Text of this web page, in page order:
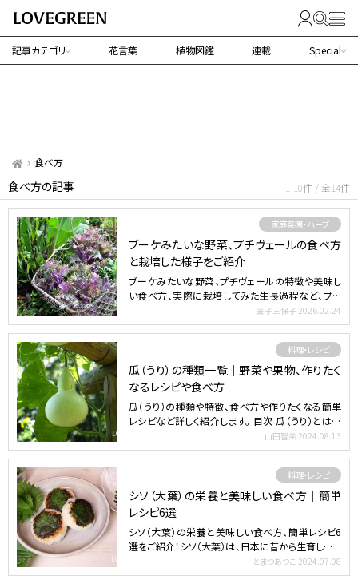
記事カテゴリ 花言葉 植物図鑑 連載 Special
食べ方
食べ方の記事 1-10件 / 全14件
家庭菜園・ハーブ
ブーケみたいな野菜、プチヴェールの食べ方
と栽培した様子をご紹介
ブーケみたいな野菜、プチヴェールの特徴や美味し
い食べ方、実際に栽培してみた生長過程など、プチ
金子三保子 2026.02.24
料理・レシピ
瓜（うり）の種類一覧｜野菜や果物、作りたく
なるレシピや食べ方
瓜（うり）の種類や特徴、食べ方や作りたくなる簡単
レシピなど詳しく紹介します。 目次 瓜（うり）とは｜
山田智美 2024.08.13
料理・レシピ
シソ（大葉）の栄養と美味しい食べ方｜簡単
レシピ6選
シソ（大葉）の栄養と美味しい食べ方、簡単レシピ6
選をご紹介！シソ（大葉）は、日本に昔から生育してい
とまつあつこ 2024.07.08